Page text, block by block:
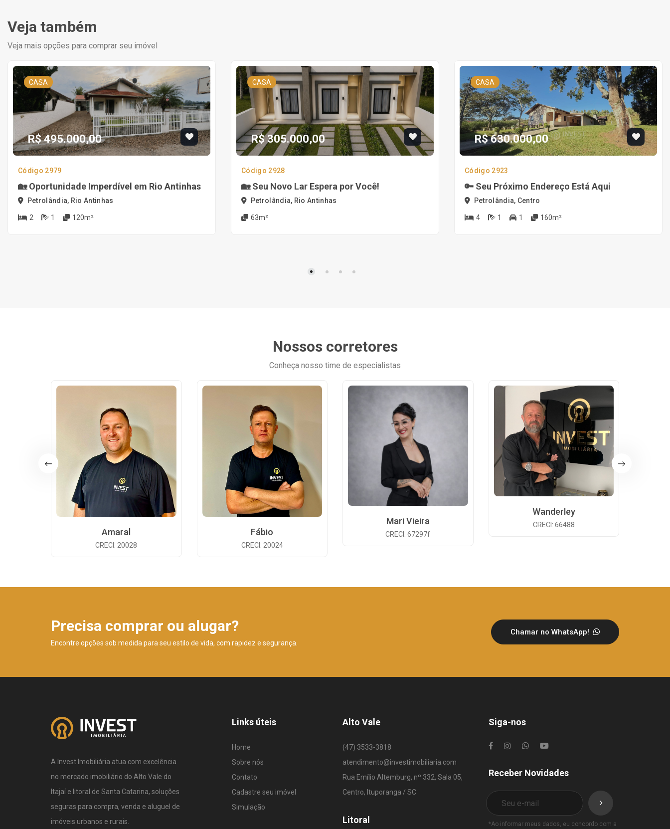
Veja também
Veja mais opções para comprar seu imóvel
CASA
R$ 495.000,00
Código 2979
🏡 Oportunidade Imperdível em Rio Antinhas
Petrolândia, Rio Antinhas
2 1 120m²
CASA
R$ 305.000,00
Código 2928
🏡 Seu Novo Lar Espera por Você!
Petrolândia, Rio Antinhas
63m²
CASA
R$ 630.000,00
Código 2923
🔑 Seu Próximo Endereço Está Aqui
Petrolândia, Centro
4 1 1 160m²
Nossos corretores
Conheça nosso time de especialistas
Amaral
CRECI: 20028
Fábio
CRECI: 20024
Mari Vieira
CRECI: 67297f
Wanderley
CRECI: 66488
Precisa comprar ou alugar?
Encontre opções sob medida para seu estilo de vida, com rapidez e segurança.
Chamar no WhatsApp!
A Invest Imobiliária atua com excelência
no mercado imobiliário do Alto Vale do
Itajaí e litoral de Santa Catarina, soluções
seguras para compra, venda e aluguel de
imóveis urbanos e rurais.
Links úteis
Home
Sobre nós
Contato
Cadastre seu imóvel
Simulação
Alto Vale
(47) 3533-3818
atendimento@investimobiliaria.com
Rua Emílio Altemburg, nº 332, Sala 05,
Centro, Ituporanga / SC
Litoral
Siga-nos
Receber Novidades
*Ao informar meus dados, eu concordo com a